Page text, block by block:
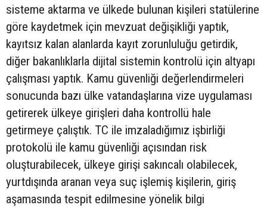
sisteme aktarma ve ülkede bulunan kişileri statülerine
göre kaydetmek için mevzuat değişikliği yaptık,
kayıtsız kalan alanlarda kayıt zorunluluğu getirdik,
diğer bakanlıklarla dijital sistemin kontrolü için altyapı
çalışması yaptık. Kamu güvenliği değerlendirmeleri
sonucunda bazı ülke vatandaşlarına vize uygulaması
getirerek ülkeye girişleri daha kontrollü hale
getirmeye çalıştık. TC ile imzaladığımız işbirliği
protokolü ile kamu güvenliği açısından risk
oluşturabilecek, ülkeye girişi sakıncalı olabilecek,
yurtdışında aranan veya suç işlemiş kişilerin, giriş
aşamasında tespit edilmesine yönelik bilgi